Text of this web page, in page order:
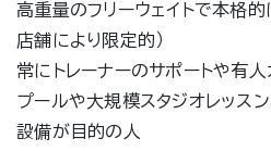
高重量のフリーウェイトで本格
店舗により限定的）
常にトレーナーのサポートや有
プールや大規模スタジオレッス
設備が目的の人